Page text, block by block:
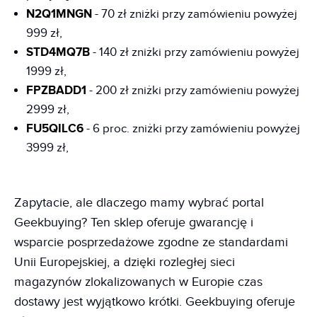
N2Q1MNGN - 70 zł zniżki przy zamówieniu powyżej
999 zł,
STD4MQ7B - 140 zł zniżki przy zamówieniu powyżej
1999 zł,
FPZBADD1 - 200 zł zniżki przy zamówieniu powyżej
2999 zł,
FU5QILC6 - 6 proc. zniżki przy zamówieniu powyżej
3999 zł,
Zapytacie, ale dlaczego mamy wybrać portal
Geekbuying? Ten sklep oferuje gwarancję i
wsparcie posprzedażowe zgodne ze standardami
Unii Europejskiej, a dzięki rozległej sieci
magazynów zlokalizowanych w Europie czas
dostawy jest wyjątkowo krótki. Geekbuying oferuje